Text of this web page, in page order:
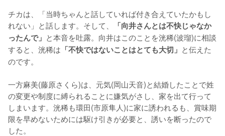
チカは、「当時ちゃんと話していれば付き合えていたかもし
れない」と話します。そして、
「向井さんとは不快じゃなか
ったんで」 と本音を吐露。向井はこのことを洸稀(波瑠)に相談
すると、洸稀は 「不快ではないことはとても大切」 と伝えた
のです。
一方麻美(藤原さくら)は、元気(岡山天音)と結婚したことで姓
の変更や制度に縛られることに嫌気がさし、家を出て行って
しまいます。洸稀も環田(市原隼人)に家に誘われるも、賞味期
限を早めないためには駆け引きが必要と、誘いを断ったので
した。